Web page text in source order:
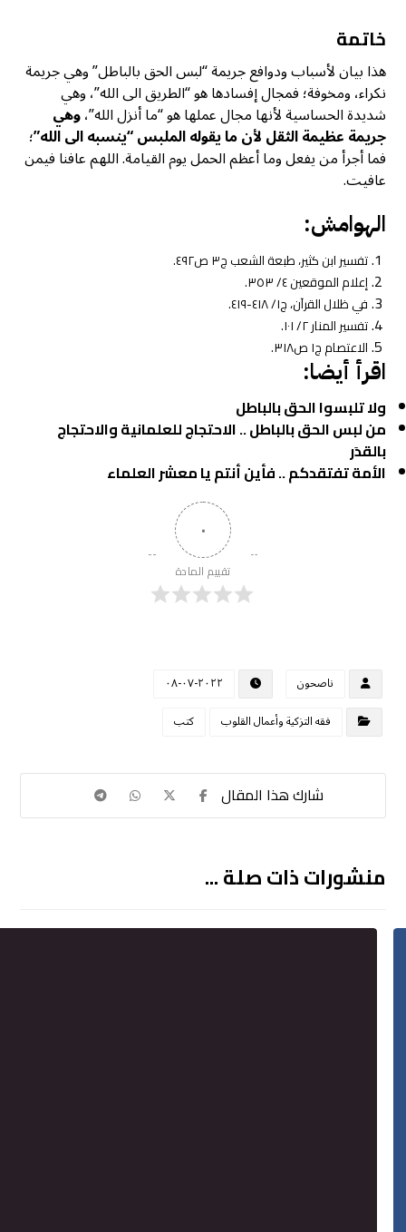
خاتمة
هذا بيان لأسباب ودوافع جريمة “لبس الحق بالباطل” وهي جريمة
نكراء، ومخوفة؛ فمجال إفسادها هو “الطريق الى الله”، وهي
شديدة الحساسية لأنها مجال عملها هو “ما أنزل الله”،وهي
جريمة عظيمة الثقل لأن ما يقوله الملبس “ينسبه الى الله”؛
فما أجرأ من يفعل وما أعظم الحمل يوم القيامة. اللهم عافنا فيمن
عافيت.
الهوامش:
تفسير ابن كثير، طبعة الشعب ج٣ ص٤٩٢.
إعلام الموقعين ٤/ ٣٥٣.
في ظلال القرآن، ج١/ ٤١٨-٤١٩.
تفسير المنار ٢/ ١٠١.
الاعتصام ج١ ص٣١٨.
اقرأ أيضا:
ولا تلبسوا الحق بالباطل
من لبس الحق بالباطل .. الاحتجاج للعلمانية والاحتجاج
بالقدَر
الأمة تفتقدكم .. فأين أنتم يا معشر العلماء
٠
تقييم المادة
ناصحون
٢٠٢٢-٠٧-٠٨
فقه التزكية وأعمال القلوب
كتب
منشورات ذات صلة ...